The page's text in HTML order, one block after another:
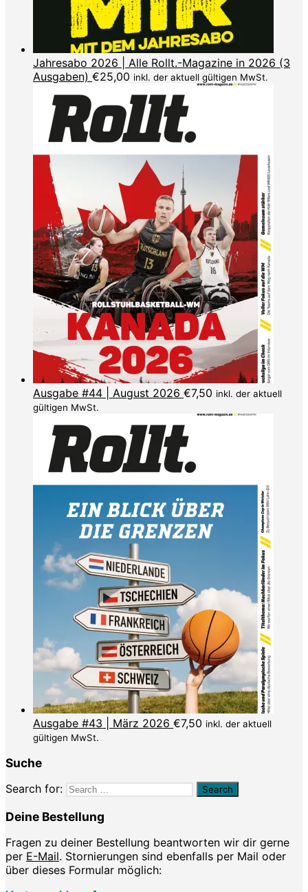
Jahresabo 2026 | Alle Rollt.-Magazine in 2026 (3
Ausgaben) €25,00 inkl. der aktuell gültigen MwSt.
Ausgabe #44 | August 2026 €7,50 inkl. der aktuell
gültigen MwSt.
Ausgabe #43 | März 2026 €7,50 inkl. der aktuell
gültigen MwSt.
Suche
Search for:
Deine Bestellung
Fragen zu deiner Bestellung beantworten wir dir gerne
per E-Mail. Stornierungen sind ebenfalls per Mail oder
über dieses Formular möglich: